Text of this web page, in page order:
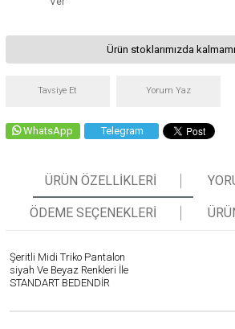
Ürün stoklarımızda
Tavsiye Et Yorum Yaz
WhatsApp Telegram
ÜRÜN ÖZELLIKLERI
ÖDEME SEÇENEKLERI
Şeritli Midi Triko Pantalon
siyah Ve Beyaz Renkleri İle
STANDART BEDENDİR